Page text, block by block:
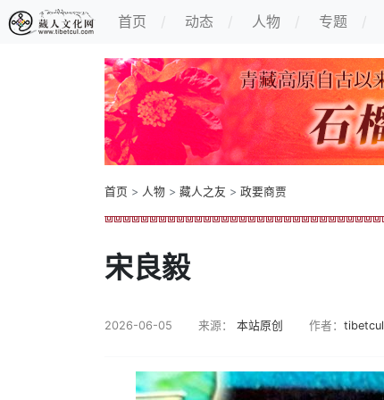
首页 动态 人物 专题
首页 > 人物 > 藏人之友 > 政要商贾
宋良毅
2026-06-05 来源： 本站原创 作者： tibetcul